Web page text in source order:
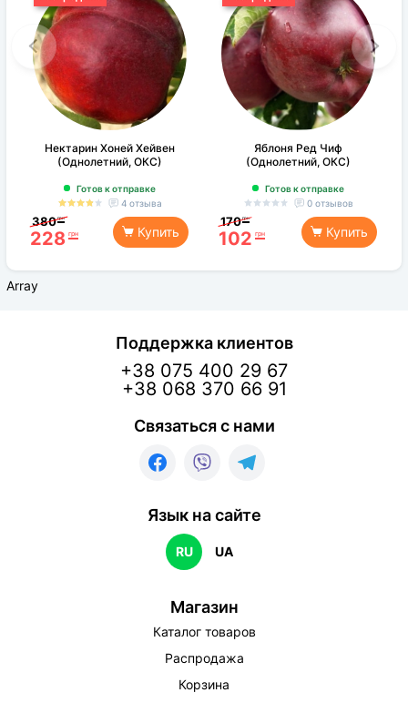
Нектарин Хоней Хейвен
(Однолетний, ОКС)
Готов к отправке
4 отзыва
380 грн
228 грн Купить
Яблоня Ред Чиф
(Однолетний, ОКС)
Готов к отправке
0 отзывов
170 грн
102 грн Купить
Array
Поддержка клиентов
+38 075 400 29 67
+38 068 370 66 91
Связаться с нами
Язык на сайте
RU UA
Магазин
Каталог товаров
Распродажа
Корзина